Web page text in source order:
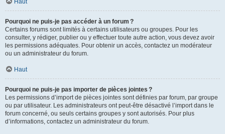
Haut
Pourquoi ne puis-je pas accéder à un forum ?
Certains forums sont limités à certains utilisateurs ou groupes. Pour les
consulter, y rédiger, publier ou y effectuer toute autre action, vous devez avoir
les permissions adéquates. Pour obtenir un accès, contactez un modérateur
ou un administrateur du forum.
Haut
Pourquoi ne puis-je pas importer de pièces jointes ?
Les permissions d’import de pièces jointes sont définies par forum, par groupe
ou par utilisateur. Les administrateurs ont peut-être désactivé l’import dans le
forum concerné, ou seuls certains groupes y sont autorisés. Pour plus
d’informations, contactez un administrateur du forum.